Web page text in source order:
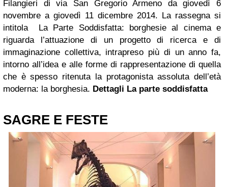
Filangieri di via San Gregorio Armeno da giovedì 6
novembre a giovedì 11 dicembre 2014. La rassegna si
intitola La Parte Soddisfatta: borghesie al cinema e
riguarda l’attuazione di un progetto di ricerca e di
immaginazione collettiva, intrapreso più di un anno fa,
intorno all’idea e alle forme di rappresentazione di quella
che è spesso ritenuta la protagonista assoluta dell’età
moderna: la borghesia. Dettagli La parte soddisfatta
SAGRE E FESTE